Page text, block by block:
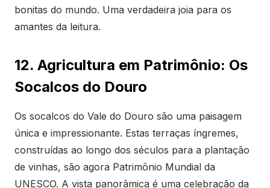
bonitas do mundo. Uma verdadeira joia para os
amantes da leitura.
12. Agricultura em Patrimônio: Os
Socalcos do Douro
Os socalcos do Vale do Douro são uma paisagem
única e impressionante. Estas terraças íngremes,
construídas ao longo dos séculos para a plantação
de vinhas, são agora Patrimônio Mundial da
UNESCO. A vista panorâmica é uma celebração da